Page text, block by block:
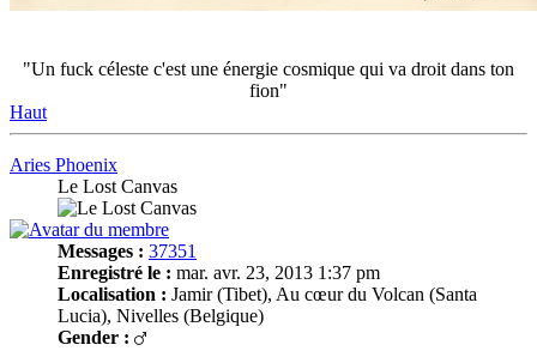
"Un fuck céleste c'est une énergie cosmique qui va droit dans ton
fion"
Haut
Aries Phoenix
Le Lost Canvas
Messages : 37351
Enregistré le : mar. avr. 23, 2013 1:37 pm
Localisation : Jamir (Tibet), Au cœur du Volcan (Santa
Lucia), Nivelles (Belgique)
Gender :